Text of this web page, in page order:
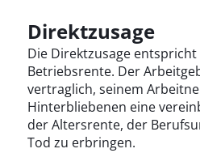
Direktzusage
Die Direktzusage
Betriebsrente. Der
vertraglich, seinem
Hinterbliebenen eine
der Altersrente, der
Tod zu erbringen.